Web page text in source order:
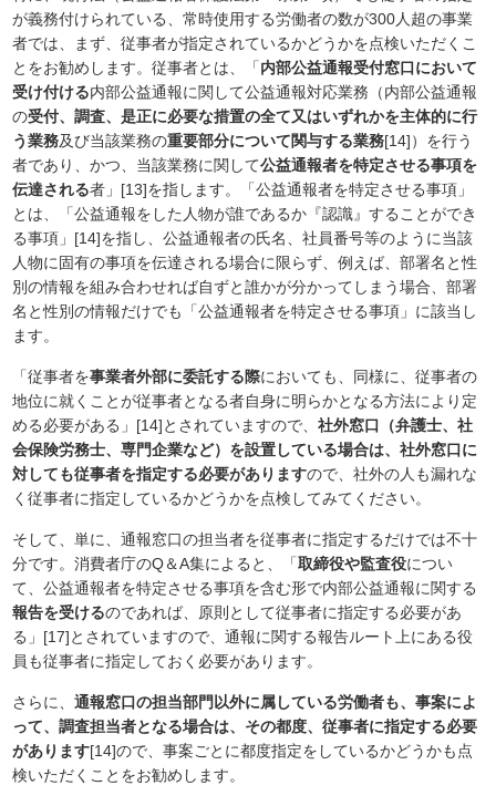
が義務付けられている、常時使用する労働者の数が300人超の事業
者では、まず、従事者が指定されているかどうかを点検いただくこ
とをお勧めします。従事者とは、「内部公益通報受付窓口において
受け付ける内部公益通報に関して公益通報対応業務（内部公益通報
の受付、調査、是正に必要な措置の全て又はいずれかを主体的に行
う業務及び当該業務の重要部分について関与する業務[14]）を行う
者であり、かつ、当該業務に関して公益通報者を特定させる事項を
伝達される者」[13]を指します。「公益通報者を特定させる事項」
とは、「公益通報をした人物が誰であるか『認識』することができ
る事項」[14]を指し、公益通報者の氏名、社員番号等のように当該
人物に固有の事項を伝達される場合に限らず、例えば、部署名と性
別の情報を組み合わせれば自ずと誰かが分かってしまう場合、部署
名と性別の情報だけでも「公益通報者を特定させる事項」に該当し
ます。
「従事者を事業者外部に委託する際においても、同様に、従事者の
地位に就くことが従事者となる者自身に明らかとなる方法により定
める必要がある」[14]とされていますので、社外窓口（弁護士、社
会保険労務士、専門企業など）を設置している場合は、社外窓口に
対しても従事者を指定する必要がありますので、社外の人も漏れな
く従事者に指定しているかどうかを点検してみてください。
そして、単に、通報窓口の担当者を従事者に指定するだけでは不十
分です。消費者庁のQ＆A集によると、「取締役や監査役につい
て、公益通報者を特定させる事項を含む形で内部公益通報に関する
報告を受けるのであれば、原則として従事者に指定する必要があ
る」[17]とされていますので、通報に関する報告ルート上にある役
員も従事者に指定しておく必要があります。
さらに、通報窓口の担当部門以外に属している労働者も、事案によ
って、調査担当者となる場合は、その都度、従事者に指定する必要
があります[14]ので、事案ごとに都度指定をしているかどうかも点
検いただくことをお勧めします。